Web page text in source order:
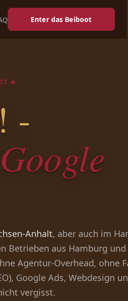
Enter das Beiboot
☠
-
Anhalt, aber auch im
Betrieben aus Hamburg und
Agentur-Overhead, ohne
Google Ads, Webdesign
vergisst.